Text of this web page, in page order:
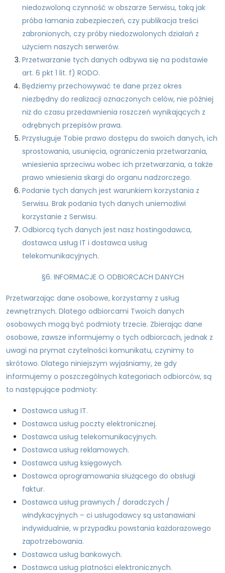
niedozwoloną czynność w obszarze Serwisu, taką jak
próba łamania zabezpieczeń, czy publikacja treści
zabronionych, czy próby niedozwolonych działań z
użyciem naszych serwerów.
Przetwarzanie tych danych odbywa się na podstawie
art. 6 pkt 1 lit. f) RODO.
Będziemy przechowywać te dane przez okres
niezbędny do realizacji oznaczonych celów, nie później
niż do czasu przedawnienia roszczeń wynikających z
odrębnych przepisów prawa.
Przysługuje Tobie prawo dostępu do swoich danych, ich
sprostowania, usunięcia, ograniczenia przetwarzania,
wniesienia sprzeciwu wobec ich przetwarzania, a także
prawo wniesienia skargi do organu nadzorczego.
Podanie tych danych jest warunkiem korzystania z
Serwisu. Brak podania tych danych uniemożliwi
korzystanie z Serwisu.
Odbiorcą tych danych jest nasz hostingodawca,
dostawca usług IT i dostawca usług
telekomunikacyjnych.
§6. INFORMACJE O ODBIORCACH DANYCH
Przetwarzając dane osobowe, korzystamy z usług
zewnętrznych. Dlatego odbiorcami Twoich danych
osobowych mogą być podmioty trzecie. Zbierając dane
osobowe, zawsze informujemy o tych odbiorcach, jednak z
uwagi na prymat czytelności komunikatu, czynimy to
skrótowo. Dlatego niniejszym wyjaśniamy, że gdy
informujemy o poszczególnych kategoriach odbiorców, są
to następujące podmioty:
Dostawca usług IT.
Dostawca usług poczty elektronicznej.
Dostawca usług telekomunikacyjnych.
Dostawca usług reklamowych.
Dostawca usług księgowych.
Dostawca oprogramowania służącego do obsługi
faktur.
Dostawca usług prawnych / doradczych /
windykacyjnych – ci usługodawcy są ustanawiani
indywidualnie, w przypadku powstania każdorazowego
zapotrzebowania.
Dostawca usług bankowych.
Dostawca usług płatności elektronicznych.